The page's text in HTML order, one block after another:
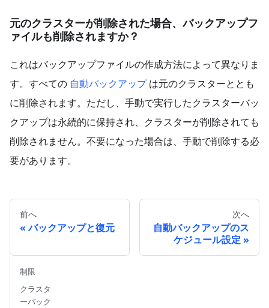
元のクラスターが削除された場合、バックアップフ
ァイルも削除されますか？
これはバックアップファイルの作成方法によって異なりま
す。すべての 自動バックアップは元のクラスターととも
に削除されます。ただし、手動で実行したクラスターバッ
クアップは永続的に保持され、クラスターが削除されても
削除されません。不要になった場合は、手動で削除する必
要があります。
前へ
バックアップと復元
次へ
自動バックアップのス
ケジュール設定
制限
クラスタ
ーバック